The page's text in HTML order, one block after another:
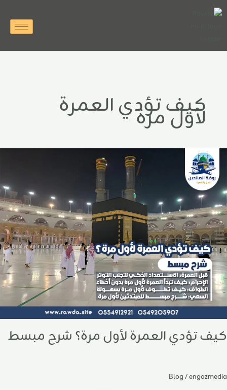
تخطي
إلى
كيف تؤدي العمرة
لأول مرة
كيف تؤدي العمرة لأول مرة؟ شرح مبسط
Blog/engazmedia
كيف
تؤدي
العمرة
لأول
مرة؟
شرح
مبسط